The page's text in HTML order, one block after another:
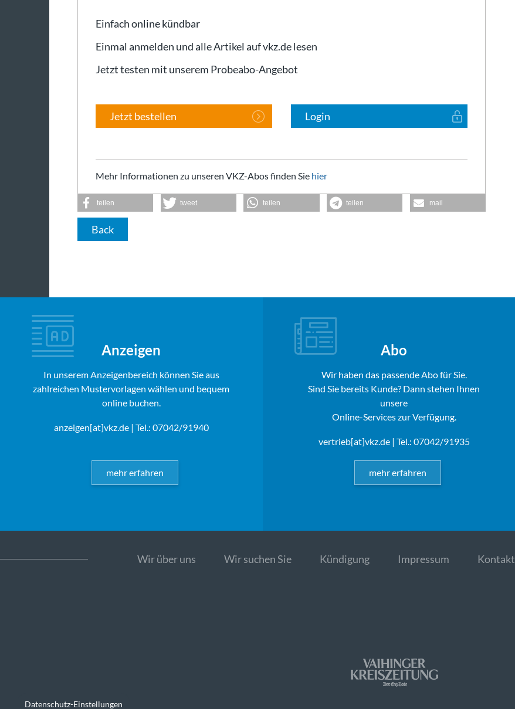
Einfach online kündbar
Einmal anmelden und alle Artikel auf vkz.de lesen
Jetzt testen mit unserem Probeabo-Angebot
Jetzt bestellen Login
Mehr Informationen zu unseren VKZ-Abos finden Sie hier
teilen tweet teilen teilen mail
Back
Anzeigen
In unserem Anzeigenbereich können Sie aus
zahlreichen Mustervorlagen wählen und bequem
online buchen.
anzeigen[at]vkz.de| Tel.: 07042/91940
mehr erfahren
Abo
Wir haben das passende Abo für Sie.
Sind Sie bereits Kunde? Dann stehen Ihnen
unsere
Online-Services zur Verfügung.
vertrieb[at]vkz.de| Tel.: 07042/91935
mehr erfahren
Wir über uns Wir suchen Sie Kündigung Impressum Kontakt
Datenschutz-Einstellungen